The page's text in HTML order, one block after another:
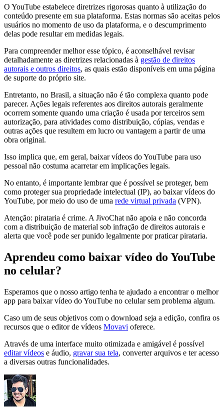
O YouTube estabelece diretrizes rigorosas quanto à utilização do
conteúdo presente em sua plataforma. Estas normas são aceitas pelos
usuários no momento de uso da plataforma, e o descumprimento
delas pode resultar em medidas legais.
Para compreender melhor esse tópico, é aconselhável revisar
detalhadamente as diretrizes relacionadas à gestão de direitos
autorais e outros direitos, as quais estão disponíveis em uma página
de suporte do próprio site.
Entretanto, no Brasil, a situação não é tão complexa quanto pode
parecer. Ações legais referentes aos direitos autorais geralmente
ocorrem somente quando uma criação é usada por terceiros sem
autorização, para atividades como distribuição, cópias, vendas e
outras ações que resultem em lucro ou vantagem a partir de uma
obra original.
Isso implica que, em geral, baixar vídeos do YouTube para uso
pessoal não costuma acarretar em implicações legais.
No entanto, é importante lembrar que é possível se proteger, bem
como proteger sua propriedade intelectual (IP), ao baixar vídeos do
YouTube, por meio do uso de uma rede virtual privada (VPN).
Atenção: pirataria é crime. A JivoChat não apoia e não concorda
com a distribuição de material sob infração de direitos autorais e
alerta que você pode ser punido legalmente por praticar pirataria.
Aprendeu como baixar vídeo do YouTube
no celular?
Esperamos que o nosso artigo tenha te ajudado a encontrar o melhor
app para baixar vídeo do YouTube no celular sem problema algum.
Caso um de seus objetivos com o download seja a edição, confira os
recursos que o editor de vídeos Movavi oferece.
Através de uma interface muito otimizada e amigável é possível
editar vídeos e áudio, gravar sua tela, converter arquivos e ter acesso
a diversas outras funcionalidades.